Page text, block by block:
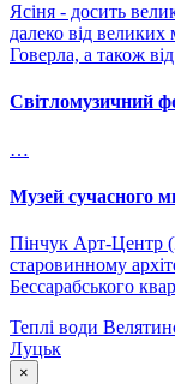
Ясіня - досить
далеко від великих
Говерла, а також
Світломузичний
…
Музей сучасного
Пінчук Арт-Центр
старовинному
Бессарабського
Теплі води
Луцьк
×